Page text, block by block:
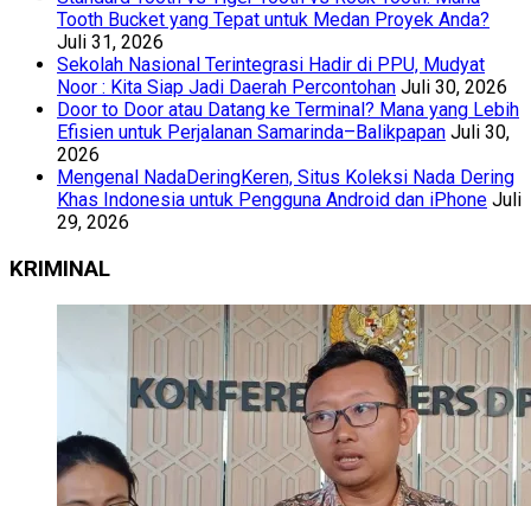
Tooth Bucket yang Tepat untuk Medan Proyek Anda?
Juli 31, 2026
Sekolah Nasional Terintegrasi Hadir di PPU, Mudyat
Noor : Kita Siap Jadi Daerah Percontohan Juli 30, 2026
Door to Door atau Datang ke Terminal? Mana yang Lebih
Efisien untuk Perjalanan Samarinda–Balikpapan Juli 30,
2026
Mengenal NadaDeringKeren, Situs Koleksi Nada Dering
Khas Indonesia untuk Pengguna Android dan iPhone Juli
29, 2026
KRIMINAL